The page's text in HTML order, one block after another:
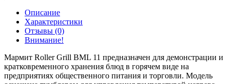
Описание
Характеристики
Отзывы (0)
Внимание!
Мармит Roller Grill BML 11 предназначен для демонстрации и
кратковременного хранения блюд в горячем виде на
предприятиях общественного питания и торговли. Модель